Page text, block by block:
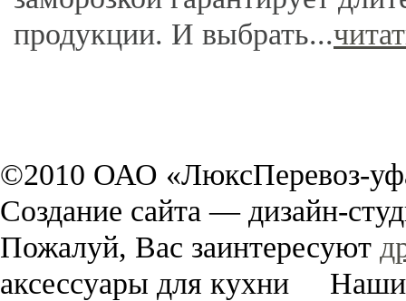
продукции. И выбрать...
©2010 ОАО «ЛюксПеревоз-
Создание сайта — дизайн-
Пожалуй, Вас заинтересуют
аксессуары для кухни